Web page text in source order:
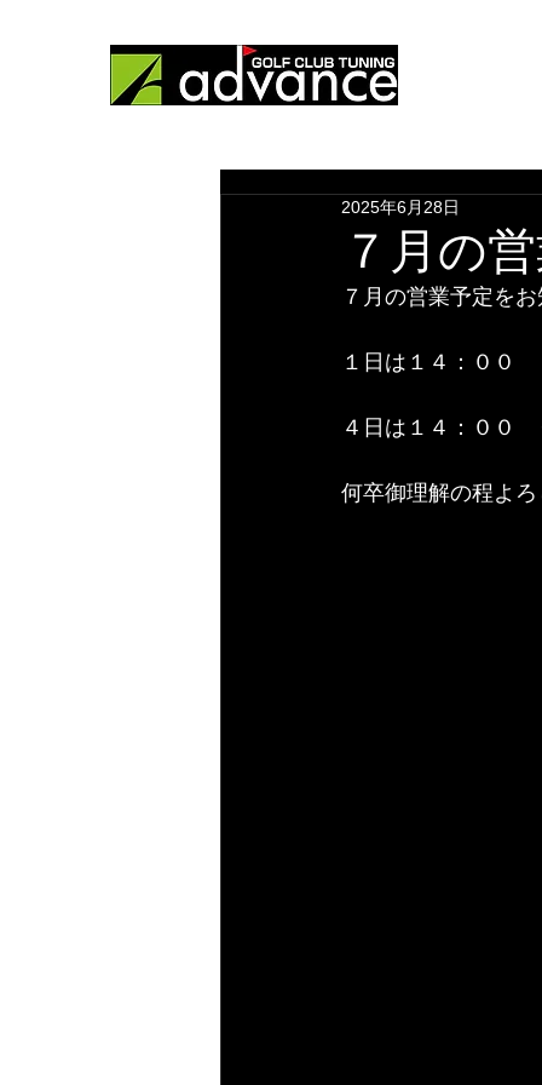
ゴルフ工房
７月の
2025年6月28日
７月の営業予定を
１日は１４：００
４日は１４：００
何卒御理解の程よ